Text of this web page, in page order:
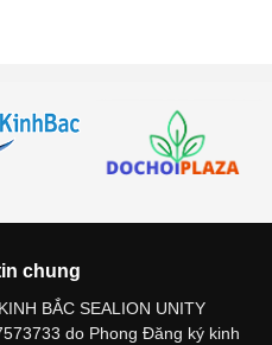
chung
BẮC SEALION UNITY
do Phong Đăng ký kinh